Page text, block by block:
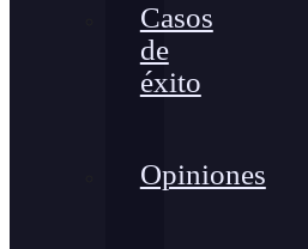
Casos
de
éxito
Opiniones